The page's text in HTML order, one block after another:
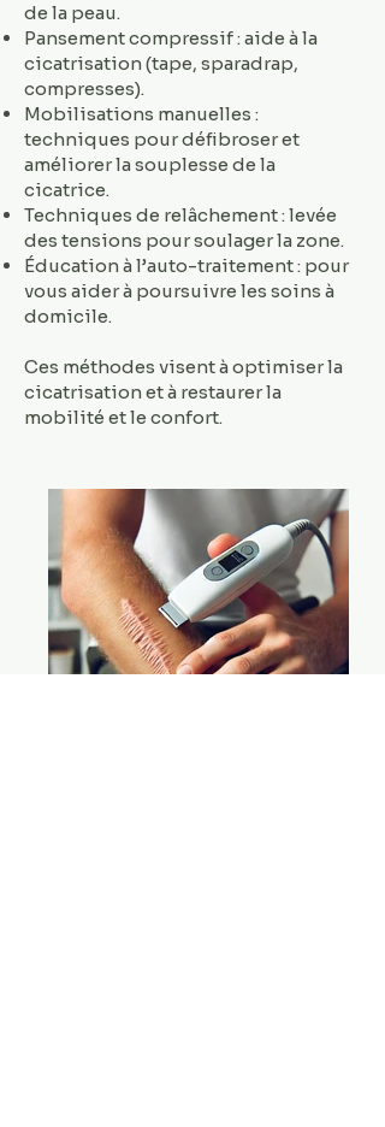
de la peau.
Pansement compressif : aide à la
cicatrisation (tape, sparadrap,
compresses).
Mobilisations manuelles :
techniques pour défibroser et
améliorer la souplesse de la
cicatrice.
Techniques de relâchement : levée
des tensions pour soulager la zone.
Éducation à l’auto-traitement : pour
vous aider à poursuivre les soins à
domicile.
Ces méthodes visent à optimiser la
cicatrisation et à restaurer la
mobilité et le confort.